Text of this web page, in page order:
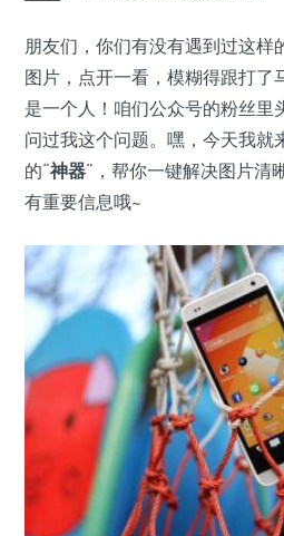
朋友们，你们有没有遇到过这样
图片，点开一看，模糊得跟打了
是一个人！咱们公众号的粉丝里
问过我这个问题。嘿，今天我就
的“神器”，帮你一键解决图片清
有重要信息哦~